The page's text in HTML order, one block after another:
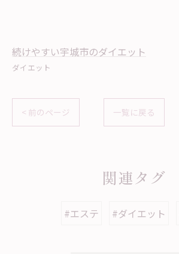
続けやすい宇城市のダイエット
ダイエット
< 前のページ 一覧に戻る
関連タグ
#エステ #ダイエット